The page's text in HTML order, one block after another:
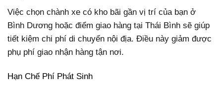
Việc chọn chành xe có kho bãi gần vị trí của bạn ở
Bình Dương hoặc điểm giao hàng tại Thái Bình sẽ giúp
tiết kiệm chi phí di chuyển nội địa. Điều này giảm được
phụ phí giao nhận hàng tận nơi.
Hạn Chế Phí Phát Sinh